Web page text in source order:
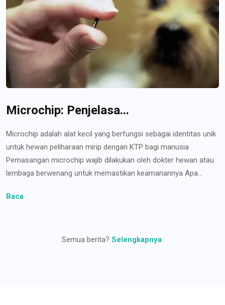
Microchip: Penjelasa...
Microchip adalah alat kecil yang berfungsi sebagai identitas unik
untuk hewan peliharaan mirip dengan KTP bagi manusia
Pemasangan microchip wajib dilakukan oleh dokter hewan atau
lembaga berwenang untuk memastikan keamanannya Apa...
Baca
Semua berita? Selengkapnya